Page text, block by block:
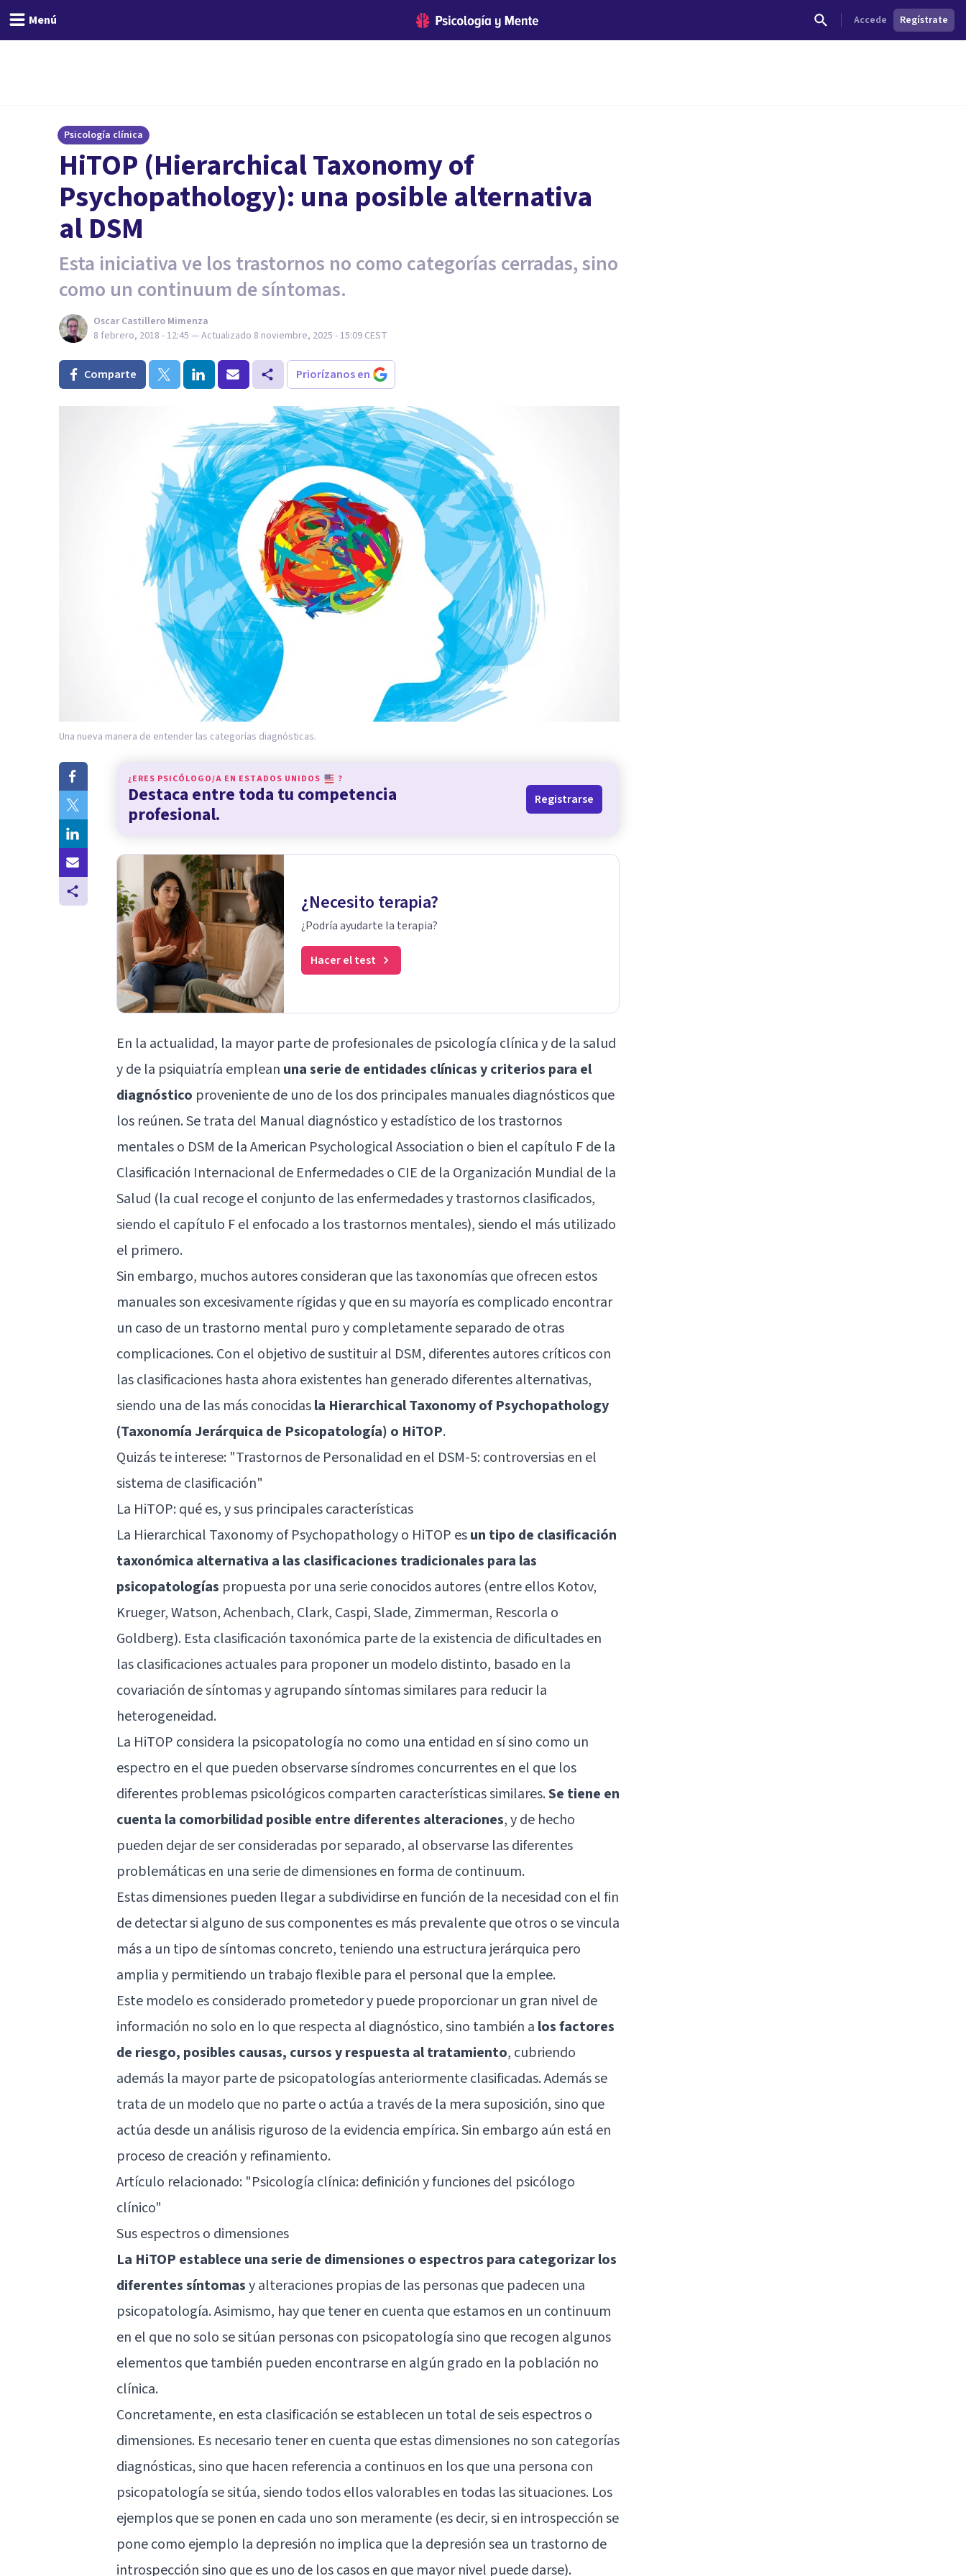
Menú Accede Regístrate
Psicología clínica
HiTOP (Hierarchical Taxonomy of
Psychopathology): una posible alternativa
al DSM
Esta iniciativa ve los trastornos no como categorías cerradas, sino
como un continuum de síntomas.
Oscar Castillero Mimenza
8 febrero, 2018 - 12:45 — Actualizado 8 noviembre, 2025 - 15:09 CEST
Comparte Priorízanos en
Una nueva manera de entender las categorías diagnósticas.
¿ERES PSICÓLOGO/A EN ESTADOS UNIDOS ?
Destaca entre toda tu competencia
profesional.
Registrarse
¿Necesito terapia?
¿Podría ayudarte la terapia?
Hacer el test
En la actualidad, la mayor parte de profesionales de psicología clínica y de la salud
y de la psiquiatría emplean una serie de entidades clínicas y criterios para el
diagnóstico proveniente de uno de los dos principales manuales diagnósticos que
los reúnen. Se trata del Manual diagnóstico y estadístico de los trastornos
mentales o DSM de la American Psychological Association o bien el capítulo F de la
Clasificación Internacional de Enfermedades o CIE de la Organización Mundial de la
Salud (la cual recoge el conjunto de las enfermedades y trastornos clasificados,
siendo el capítulo F el enfocado a los trastornos mentales), siendo el más utilizado
el primero.
Sin embargo, muchos autores consideran que las taxonomías que ofrecen estos
manuales son excesivamente rígidas y que en su mayoría es complicado encontrar
un caso de un trastorno mental puro y completamente separado de otras
complicaciones. Con el objetivo de sustituir al DSM, diferentes autores críticos con
las clasificaciones hasta ahora existentes han generado diferentes alternativas,
siendo una de las más conocidasla Hierarchical Taxonomy of Psychopathology
(Taxonomía Jerárquica de Psicopatología) o HiTOP.
Quizás te interese: "Trastornos de Personalidad en el DSM-5: controversias en el
sistema de clasificación"
La HiTOP: qué es, y sus principales características
La Hierarchical Taxonomy of Psychopathology o HiTOP esun tipo de clasificación
taxonómica alternativa a las clasificaciones tradicionales para las
psicopatologías propuesta por una serie conocidos autores (entre ellos Kotov,
Krueger, Watson, Achenbach, Clark, Caspi, Slade, Zimmerman, Rescorla o
Goldberg). Esta clasificación taxonómica parte de la existencia de dificultades en
las clasificaciones actuales para proponer un modelo distinto, basado en la
covariación de síntomas y agrupando síntomas similares para reducir la
heterogeneidad.
La HiTOP considera la psicopatología no como una entidad en sí sino como un
espectro en el que pueden observarse síndromes concurrentes en el que los
diferentes problemas psicológicos comparten características similares.Se tiene en
cuenta la comorbilidad posible entre diferentes alteraciones, y de hecho
pueden dejar de ser consideradas por separado, al observarse las diferentes
problemáticas en una serie de dimensiones en forma de continuum.
Estas dimensiones pueden llegar a subdividirse en función de la necesidad con el fin
de detectar si alguno de sus componentes es más prevalente que otros o se vincula
más a un tipo de síntomas concreto, teniendo una estructura jerárquica pero
amplia y permitiendo un trabajo flexible para el personal que la emplee.
Este modelo es considerado prometedor y puede proporcionar un gran nivel de
información no solo en lo que respecta al diagnóstico, sino también a los factores
de riesgo, posibles causas, cursos y respuesta al tratamiento, cubriendo
además la mayor parte de psicopatologías anteriormente clasificadas. Además se
trata de un modelo que no parte o actúa a través de la mera suposición, sino que
actúa desde un análisis riguroso de la evidencia empírica. Sin embargo aún está en
proceso de creación y refinamiento.
Artículo relacionado: "Psicología clínica: definición y funciones del psicólogo
clínico"
Sus espectros o dimensiones
La HiTOP establece una serie de dimensiones o espectros para categorizar los
diferentes síntomasy alteraciones propias de las personas que padecen una
psicopatología. Asimismo, hay que tener en cuenta que estamos en un continuum
en el que no solo se sitúan personas con psicopatología sino que recogen algunos
elementos que también pueden encontrarse en algún grado en la población no
clínica.
Concretamente, en esta clasificación se establecen un total de seis espectros o
dimensiones. Es necesario tener en cuenta que estas dimensiones no son categorías
diagnósticas, sino que hacen referencia a continuos en los que una persona con
psicopatología se sitúa, siendo todos ellos valorables en todas las situaciones. Los
ejemplos que se ponen en cada uno son meramente (es decir, si en introspección se
pone como ejemplo la depresión no implica que la depresión sea un trastorno de
introspección sino que es uno de los casos en que mayor nivel puede darse).